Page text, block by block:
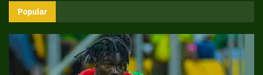
Popular